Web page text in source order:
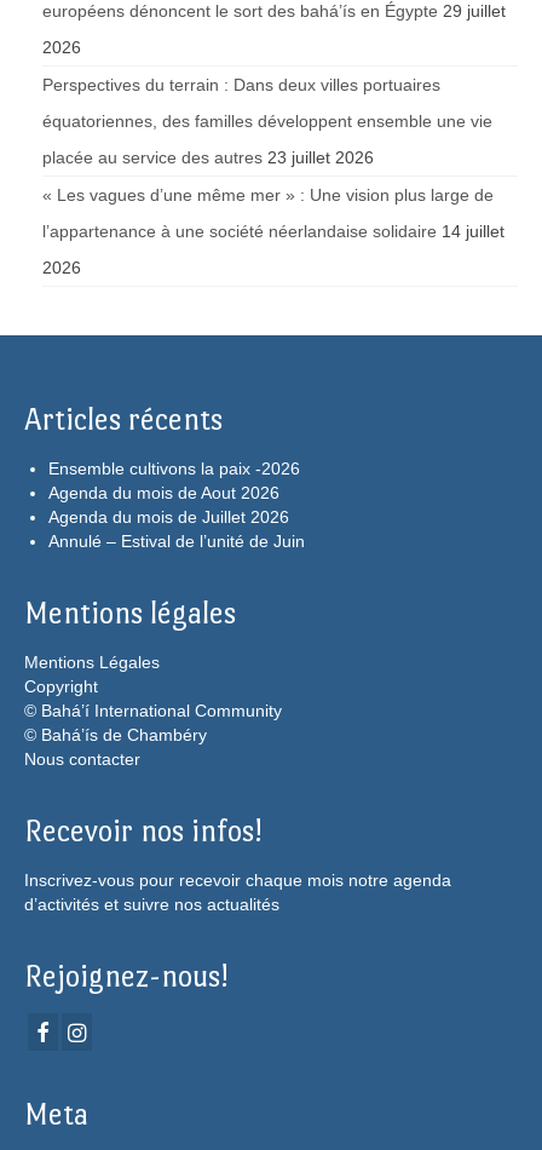
européens dénoncent le sort des bahá’ís en Égypte 29 juillet
2026
Perspectives du terrain : Dans deux villes portuaires
équatoriennes, des familles développent ensemble une vie
placée au service des autres 23 juillet 2026
« Les vagues d’une même mer » : Une vision plus large de
l’appartenance à une société néerlandaise solidaire 14 juillet
2026
Articles récents
Ensemble cultivons la paix -2026
Agenda du mois de Aout 2026
Agenda du mois de Juillet 2026
Annulé – Estival de l’unité de Juin
Mentions légales
Mentions Légales
Copyright
© Bahá’í International Community
© Bahá’ís de Chambéry
Nous contacter
Recevoir nos infos!
Inscrivez-vous pour recevoir chaque mois notre agenda
d’activités et suivre nos actualités
Rejoignez-nous!
Meta